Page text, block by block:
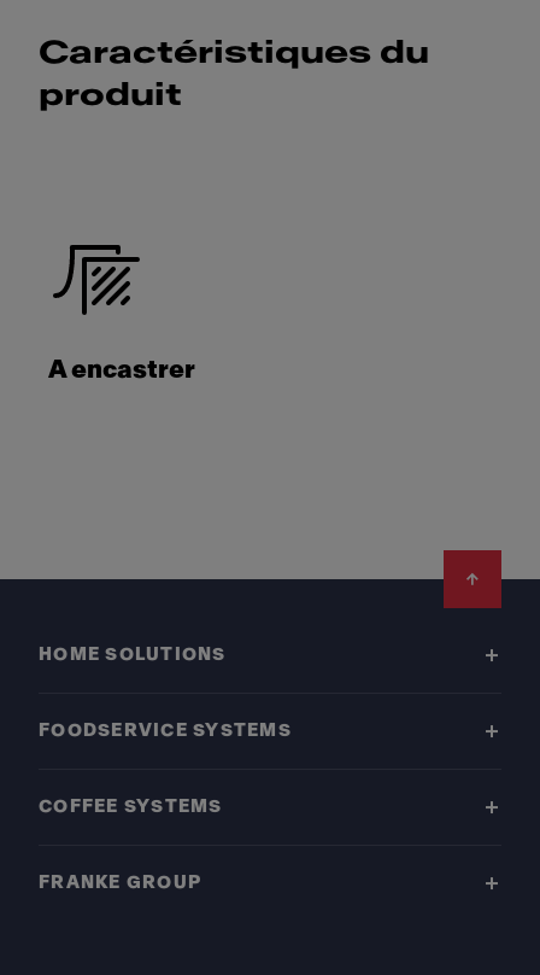
Caractéristiques du
produit
A encastrer
HOME SOLUTIONS
FOODSERVICE SYSTEMS
COFFEE SYSTEMS
FRANKE GROUP